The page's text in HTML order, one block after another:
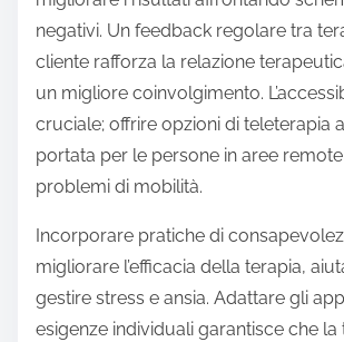
negativi. Un feedback regolare tra
cliente rafforza la relazione
un migliore coinvolgimento.
cruciale; offrire opzioni di teleterapia
portata per le persone in aree
problemi di mobilità.
Incorporare pratiche di
migliorare l’efficacia della terapia,
gestire stress e ansia. Adattare gli
esigenze individuali garantisce che la